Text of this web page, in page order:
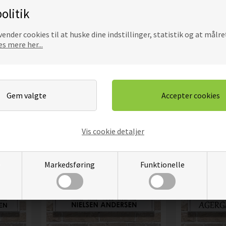
cookies til at huske dine indstillinger, statistik og at
mere her...
Markedsføring Funktionelle
Vis cookie detaljer
SUPERHELTE FIGURER
Mere info